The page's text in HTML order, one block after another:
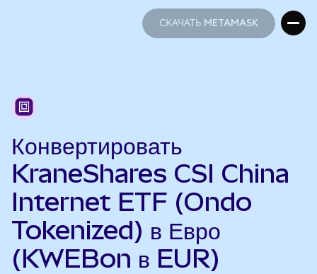
СКАЧАТЬ METAMASK
Конвертировать
KraneShares CSI China
Internet ETF (Ondo
Tokenized) в Евро
(KWEBon в EUR)